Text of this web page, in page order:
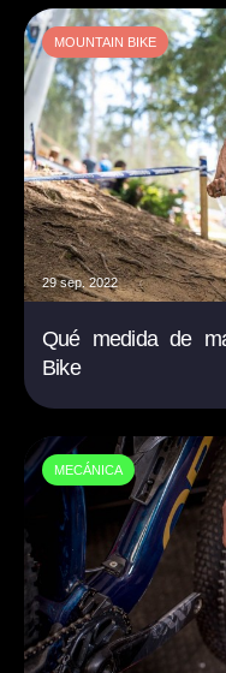
MOUNTAIN BIKE
29 sep. 2022
Qué medida de
Bike
MECÁNICA